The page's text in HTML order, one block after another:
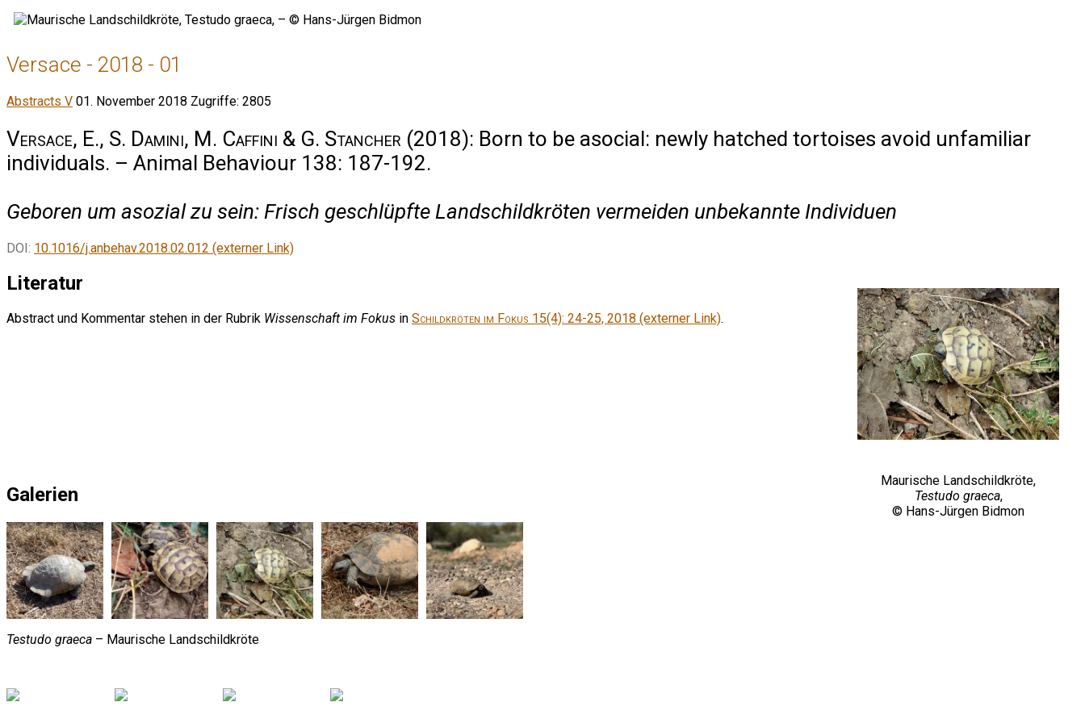
Versace - 2018 - 01
Abstracts V 01. November 2018 Zugriffe: 2805
Versace, E., S. Damini, M. Caffini & G. Stancher (2018): Born to be asocial: newly hatched tortoises avoid unfamiliar
individuals. – Animal Behaviour 138: 187-192.
Geboren um asozial zu sein: Frisch geschlüpfte Landschildkröten vermeiden unbekannte Individuen
DOI: 10.1016/j.anbehav.2018.02.012 (externer Link)
Maurische Landschildkröte,
Testudo graeca,
© Hans-Jürgen Bidmon
Literatur
Abstract und Kommentar stehen in der Rubrik Wissenschaft im Fokus in Schildkröten im Fokus 15(4): 24-25, 2018 (externer Link).
Galerien
Testudo graeca – Maurische Landschildkröte